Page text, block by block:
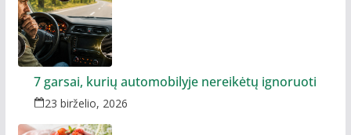
7 garsai, kurių automobilyje nereikėtų ignoruoti
23 birželio, 2026